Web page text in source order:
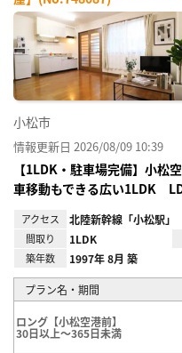
小松市
情報更新日 2026/08/09 10:39
【1LDK・駐車場完備】小松
車移動もできる広い1LDK
アクセス 北陸新幹線「小松駅」
間取り 1LDK
築年数 1997年 8月 築
プラン名・期間
ロング【小松空港前】
30日以上～365日未満